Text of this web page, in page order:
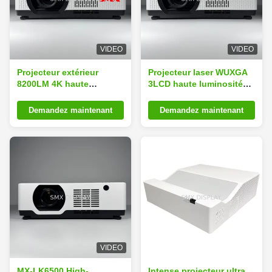
VIDEO
Projecteur extérieur
8200LM 4K haute
Demandez maintenant
VIDEO
Projecteur laser WUXGA
3LCD haute luminosité
grandes salles
Demandez maintenant
VIDEO